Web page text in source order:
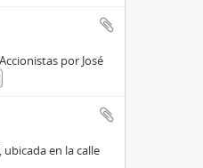
por José
en la calle